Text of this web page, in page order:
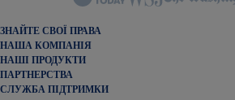
ЗНАЙТЕ СВОЇ ПРАВА
НАША КОМПАНІЯ
НАШІ ПРОДУКТИ
ПАРТНЕРСТВА
СЛУЖБА ПІДТРИМКИ